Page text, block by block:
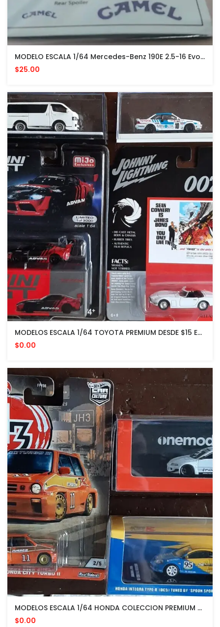
MODELO ESCALA 1/64 Mercedes-Benz 190E 2.5-16 Evolution II #3 - CAMEL
$25.00
MODELOS ESCALA 1/64 TOYOTA PREMIUM DESDE $15 EN ADELANTE
$0.00
MODELOS ESCALA 1/64 HONDA COLECCION PREMIUM DESDE $15 EN ADELANTE
$0.00